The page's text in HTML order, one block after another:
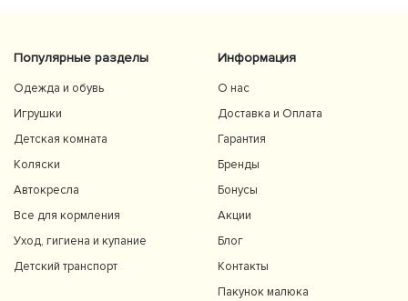
Популярные разделы
Одежда и обувь
Игрушки
Детская комната
Коляски
Автокресла
Все для кормления
Уход, гигиена и купание
Детский транспорт
Информация
О нас
Доставка и Оплата
Гарантия
Бренды
Бонусы
Акции
Блог
Контакты
Пакунок малюка